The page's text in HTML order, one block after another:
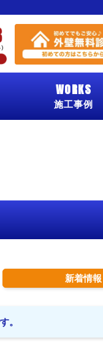
WORKS
施工事例
新着情報
。